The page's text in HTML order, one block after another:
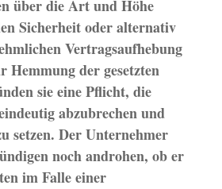
über die Art und Höhe
Sicherheit oder alternativ
Vertragsaufhebung
Hemmung der gesetzten
sie eine Pflicht, die
abzubrechen und
setzen. Der Unternehmer
noch androhen, ob er
im Falle einer